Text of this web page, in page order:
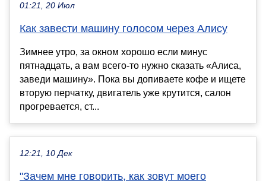
01:21, 20 Июл
Как завести машину голосом через Алису
Зимнее утро, за окном хорошо если минус
пятнадцать, а вам всего-то нужно сказать «Алиса,
заведи машину». Пока вы допиваете кофе и ищете
вторую перчатку, двигатель уже крутится, салон
прогревается, ст...
12:21, 10 Дек
"Зачем мне говорить, как зовут моего